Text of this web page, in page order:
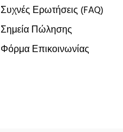
Συχνές Ερωτήσεις (FAQ)
Σημεία Πώλησης
Φόρμα Επικοινωνίας